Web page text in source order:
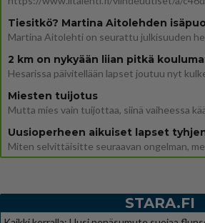
2 km on nykyään liian pitkä
Miesten tuijotus
STARA.FI